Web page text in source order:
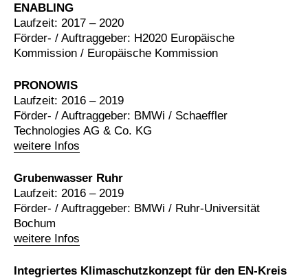
ENABLING
Laufzeit: 2017 – 2020
Förder- / Auftraggeber: H2020 Europäische
Kommission / Europäische Kommission
PRONOWIS
weitere Infos
Laufzeit: 2016 – 2019
Förder- / Auftraggeber: BMWi / Schaeffler
Technologies AG & Co. KG
Grubenwasser Ruhr
weitere Infos
Laufzeit: 2016 – 2019
Förder- / Auftraggeber: BMWi / Ruhr-Universität
Bochum
Integriertes Klimaschutzkonzept für den EN-Kreis